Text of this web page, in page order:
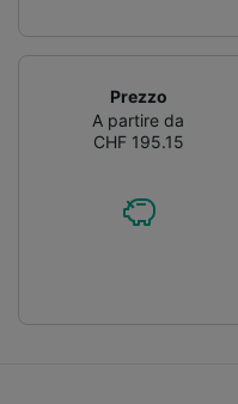
Prezzo
A partire da
CHF 195.15